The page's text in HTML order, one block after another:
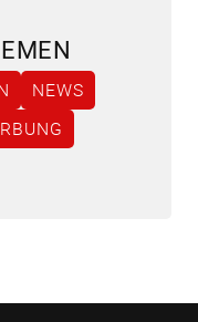
NEWS